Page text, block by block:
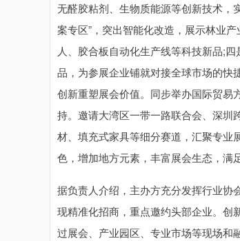
无醛胶粘剂、生物质能源等创新技术，
案专区”，突出智能化改造，展示林业
人、胶合板自动化生产线等科技新品;
品，为参展企业铺就对接全球市场的快
创新重塑展会价值。同步举办国际贸易
持。邀请大湾区一带一路联合会、深圳
材、填充式家具等细分赛道，汇聚专业
色，增加地方元素，丰富展会生态，满
据负责人介绍，主办方充分发挥行业协
现精准化招商，重点邀约头部企业。创
过展会、产业园区、专业市场等现场和